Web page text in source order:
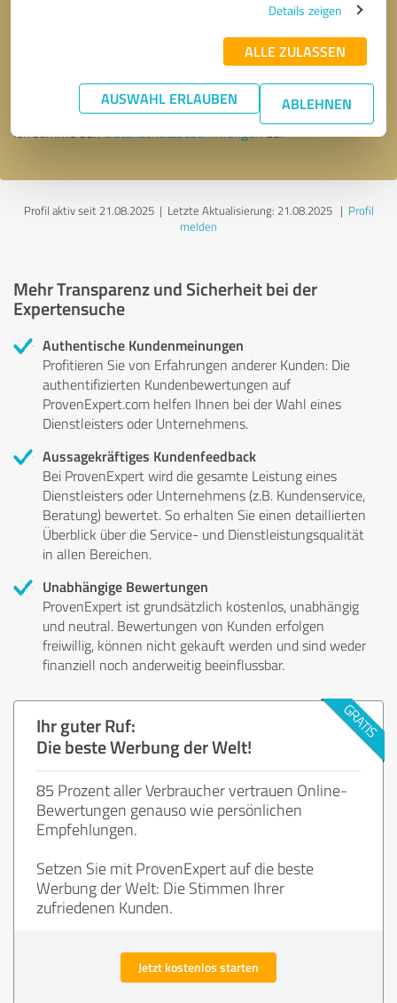
Details zeigen
ALLE ZULASSEN
AUSWAHL ERLAUBEN ABLEHNEN
* Erforderliche Angaben
Nachricht senden
Ich stimme denDatenschutzbestimmungenzu.
Profil aktiv seit 21.08.2025 | Letzte Aktualisierung: 21.08.2025| Profil
melden
Mehr Transparenz und Sicherheit bei der
Expertensuche
Authentische Kundenmeinungen
Profitieren Sie von Erfahrungen anderer Kunden: Die
authentifizierten Kundenbewertungen auf
ProvenExpert.com helfen Ihnen bei der Wahl eines
Dienstleisters oder Unternehmens.
Aussagekräftiges Kundenfeedback
Bei ProvenExpert wird die gesamte Leistung eines
Dienstleisters oder Unternehmens (z.B. Kundenservice,
Beratung) bewertet. So erhalten Sie einen detaillierten
Überblick über die Service- und Dienstleistungsqualität
in allen Bereichen.
Unabhängige Bewertungen
ProvenExpert ist grundsätzlich kostenlos, unabhängig
und neutral. Bewertungen von Kunden erfolgen
freiwillig, können nicht gekauft werden und sind weder
finanziell noch anderweitig beeinflussbar.
Ihr guter Ruf:
Die beste Werbung der Welt!
85 Prozent aller Verbraucher vertrauen Online-
Bewertungen genauso wie persönlichen
Empfehlungen.
Setzen Sie mit ProvenExpert auf die beste
Werbung der Welt: Die Stimmen Ihrer
zufriedenen Kunden.
Jetzt kostenlos starten